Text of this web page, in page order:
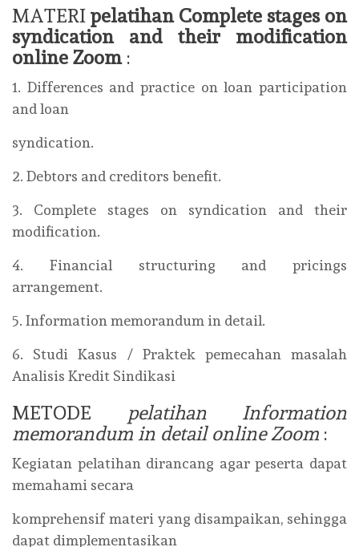
MATERI pelatihan Complete stages on
syndication and their modification
online Zoom:
1. Differences and practice on loan participation
and loan
syndication.
2. Debtors and creditors benefit.
3. Complete stages on syndication and their
modification.
4. Financial structuring and pricings
arrangement.
5. Information memorandum in detail.
6. Studi Kasus / Praktek pemecahan masalah
Analisis Kredit Sindikasi
METODE pelatihan Information
memorandum in detail online Zoom :
Kegiatan pelatihan dirancang agar peserta dapat
memahami secara
komprehensif materi yang disampaikan, sehingga
dapat dimplementasikan